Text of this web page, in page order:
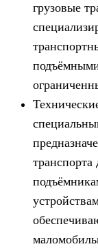
грузовые